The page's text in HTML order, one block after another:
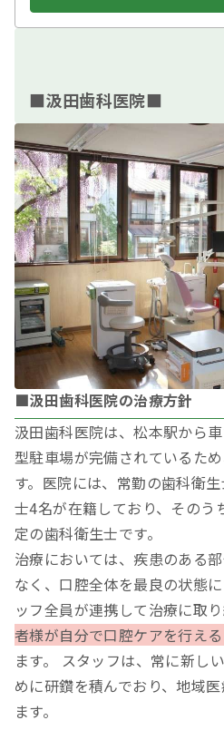
■汲田歯科医院■
■汲田歯科医院の治療方針
汲田歯科医院は、松本駅から
型駐車場が完備されているた
す。医院には、常勤の歯科衛
士4名が在籍しており、そのう
定の歯科衛生士です。
治療においては、疾患のある
なく、口腔全体を最良の状態
ッフ全員が連携して治療に取り
者様が自分で口腔ケアを行え
ます。 スタッフは、常に新し
めに研鑽を積んでおり、地域
ます。